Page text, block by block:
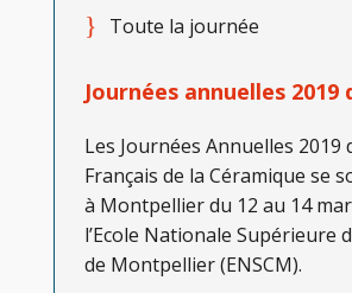
Toute la journée
Journées annuelles 2019
Les Journées Annuelles 2019
Français de la Céramique se
à Montpellier du 12 au 14
l’Ecole Nationale Supérieure
de Montpellier (ENSCM).